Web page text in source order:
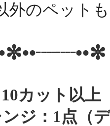
のペット
カット以上
ジ：1点（